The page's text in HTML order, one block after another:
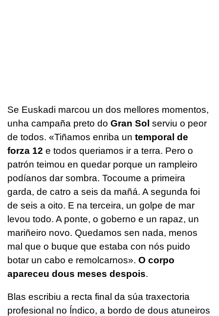
Se Euskadi marcou un dos mellores momentos,
unha campaña preto do Gran Sol serviu o peor
de todos. «Tiñamos enriba un temporal de
forza 12 e todos queriamos ir a terra. Pero o
patrón teimou en quedar porque un rampleiro
podíanos dar sombra. Tocoume a primeira
garda, de catro a seis da mañá. A segunda foi
de seis a oito. E na terceira, un golpe de mar
levou todo. A ponte, o goberno e un rapaz, un
mariñeiro novo. Quedamos sen nada, menos
mal que o buque que estaba con nós puido
botar un cabo e remolcarnos». O corpo
apareceu dous meses despois.
Blas escribiu a recta final da súa traxectoria
profesional no Índico, a bordo de dous atuneiros